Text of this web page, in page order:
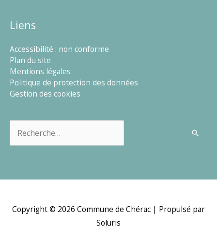
Liens
Accessibilité : non conforme
Plan du site
Mentions légales
Politique de protection des données
Gestion des cookies
Copyright © 2026 Commune de Chérac | Propulsé par
Soluris